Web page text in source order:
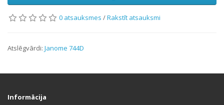
0 atsauksmes /Rakstīt atsauksmi
Atslēgvārdi: Janome 744D
Informācija